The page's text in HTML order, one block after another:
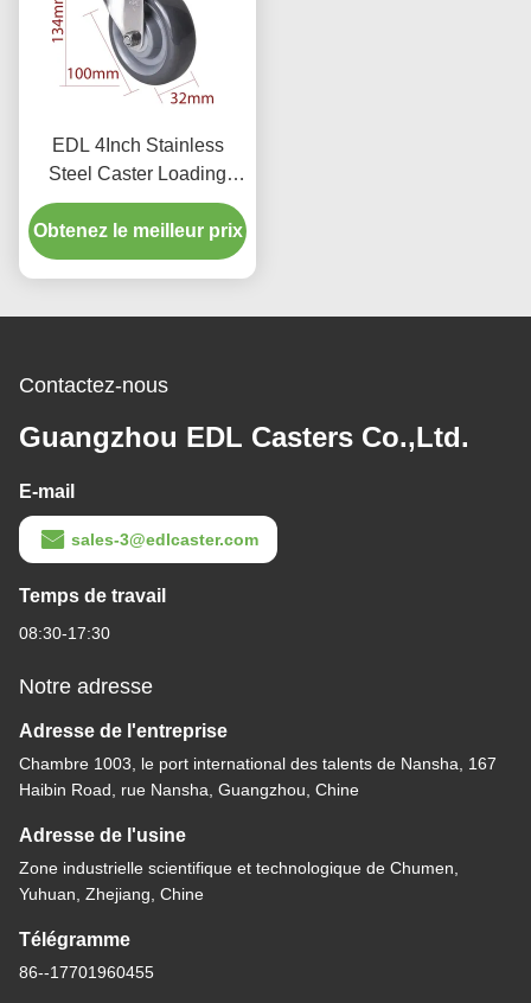
EDL 4Inch Stainless
Steel Caster Loading
150Kg with TPU Wheel
Threaded Swivel/Brake
S544S-75
Obtenez le meilleur prix
Contactez-nous
Guangzhou EDL Casters Co.,Ltd.
E-mail
sales-3@edlcaster.com
Temps de travail
08:30-17:30
Notre adresse
Adresse de l'entreprise
Chambre 1003, le port international des talents de Nansha, 167
Haibin Road, rue Nansha, Guangzhou, Chine
Adresse de l'usine
Zone industrielle scientifique et technologique de Chumen,
Yuhuan, Zhejiang, Chine
Télégramme
86--17701960455